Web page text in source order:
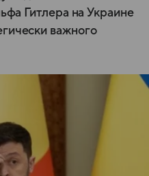
Гитлера на Украине
важного